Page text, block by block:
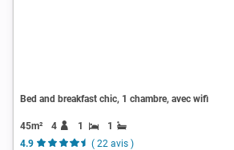
Bed and breakfast chic, 1 chambre, avec wifi
45m² 4 1
1
4.9
( 22 avis )